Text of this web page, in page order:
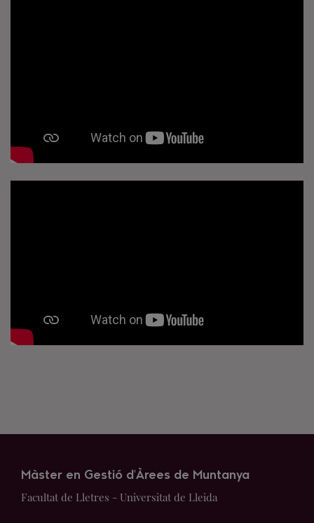
Màster en Gestió d'Àrees de Muntanya
Facultat de Lletres - Universitat de Lleida